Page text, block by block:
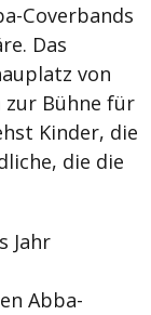
Coverbands
Das
von
zur Bühne für
Kinder, die
die die
Jahr
Abba-